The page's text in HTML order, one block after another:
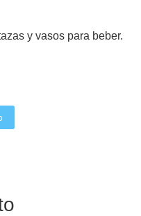
y vasos para beber.